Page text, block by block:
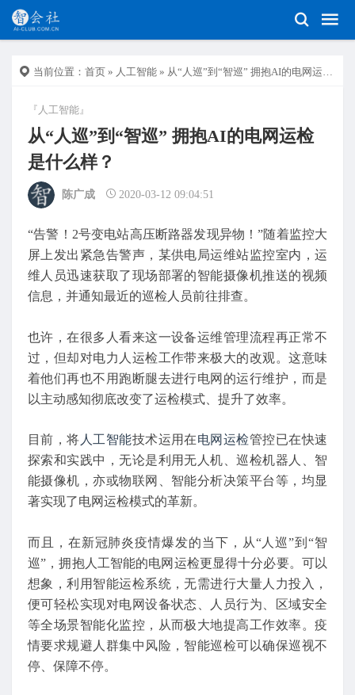
当前位置： 首页 » 人工智能 » 从“人巡”到“智巡” 拥抱AI的电网运检是什么样？
『人工智能』
从“人巡”到“智巡” 拥抱AI的电网运检
是什么样？
陈广成 2020-03-12 09:04:51
“告警！2号变电站高压断路器发现异物！”随着监控大
屏上发出紧急告警声，某供电局运维站监控室内，运
维人员迅速获取了现场部署的智能摄像机推送的视频
信息，并通知最近的巡检人员前往排查。
也许，在很多人看来这一设备运维管理流程再正常不
过，但却对电力人运检工作带来极大的改观。这意味
着他们再也不用跑断腿去进行电网的运行维护，而是
以主动感知彻底改变了运检模式、提升了效率。
目前，将人工智能技术运用在电网运检管控已在快速
探索和实践中，无论是利用无人机、巡检机器人、智
能摄像机，亦或物联网、智能分析决策平台等，均显
著实现了电网运检模式的革新。
而且，在新冠肺炎疫情爆发的当下，从“人巡”到“智
巡”，拥抱人工智能的电网运检更显得十分必要。可以
想象，利用智能运检系统，无需进行大量人力投入，
便可轻松实现对电网设备状态、人员行为、区域安全
等全场景智能化监控，从而极大地提高工作效率。疫
情要求规避人群集中风险，智能巡检可以确保巡视不
停、保障不停。